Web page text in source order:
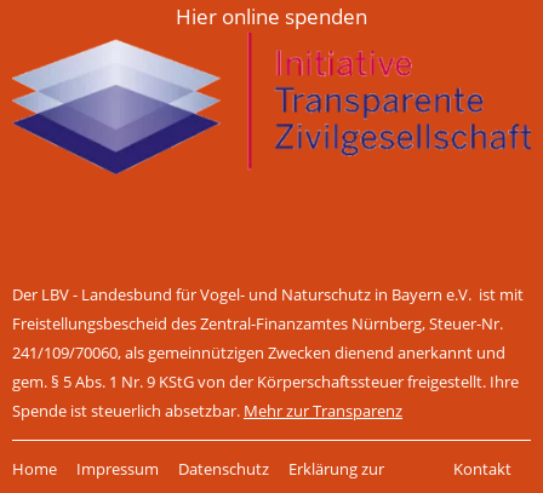
Hier online spenden
Der LBV - Landesbund für Vogel- und Naturschutz in Bayern e.V. ist mit
Freistellungsbescheid des Zentral-Finanzamtes Nürnberg, Steuer-Nr.
241/109/70060, als gemeinnützigen Zwecken dienend anerkannt und
gem. § 5 Abs. 1 Nr. 9 KStG von der Körperschaftssteuer freigestellt. Ihre
Spende ist steuerlich absetzbar. Mehr zur Transparenz
überspringen
Home Impressum Datenschutz
Erklärung zur
Kontakt